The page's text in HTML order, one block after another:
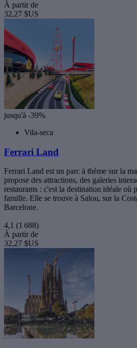
À partir de
32,27 $US
jusqu'à -39%
Vila-seca
Ferrari Land
Ferrari Land est un parc à thème sur la
propose des attractions, des galeries
restaurants : c'est la destination idéale où
famille. Elle se trouve à Salou, sur la
Barcelone.
4,1 (1 688)
À partir de
32,27 $US